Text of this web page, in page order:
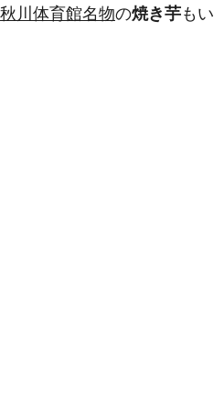
秋川体育館名物の焼き芋もい